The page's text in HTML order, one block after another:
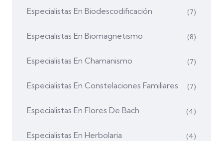
Especialistas En Biodescodificación (7)
Especialistas En Biomagnetismo (8)
Especialistas En Chamanismo (7)
Especialistas En Constelaciones Familiares (7)
Especialistas En Flores De Bach (4)
Especialistas En Herbolaria (4)